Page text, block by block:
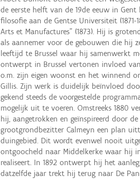
de eerste helft van de 19de eeuw in
filosofie aan de Gentse Universiteit
Arts et Manufactures" (1873). Hij is
als aannemer voor de gebouwen die hij
leeftijd te Brussel waar hij samenwerkt
ontwerpt in Brussel vertonen invloed
o.m. zijn eigen woonst en het winnend
Gillis. Zijn werk is duidelijk beïnvloed
gekend steeds de voorgestelde
mogelijk uit te voeren. Omstreeks 1880
hij, aangetrokken en geïnspireerd door
grootgrondbezitter Calmeyn een plan
duingebied. Dit wordt evenwel nooit
ontgoocheld naar Middelkerke waar hij
realiseert. In 1892 ontwerpt hij het
datzelfde jaar trekt hij terug naar De